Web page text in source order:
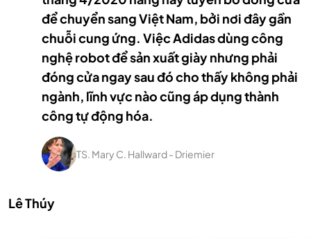
để chuyển sang Việt Nam, bởi nơi đây gần
chuỗi cung ứng. Việc Adidas dùng công
nghệ robot để sản xuất giày nhưng phải
đóng cửa ngay sau đó cho thấy không phải
ngành, lĩnh vực nào cũng áp dụng thành
công tự động hóa.
TS. Mary C. Hallward - Driemier
Lê Thúy